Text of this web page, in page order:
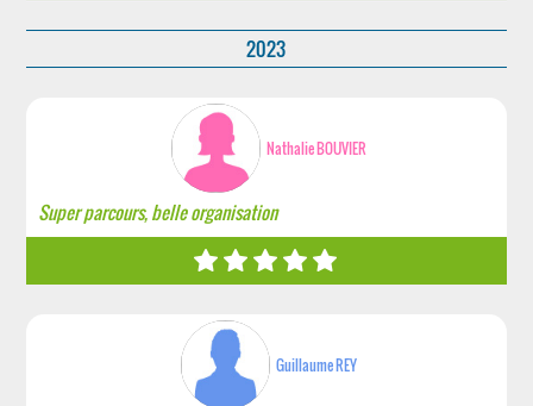
2023
Nathalie BOUVIER
Super parcours, belle organisation
Guillaume REY